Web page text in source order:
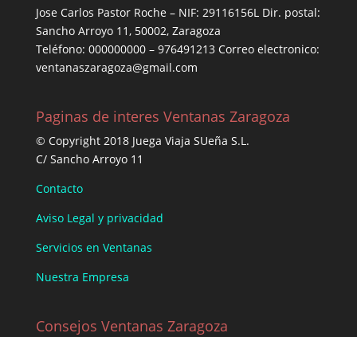
Jose Carlos Pastor Roche – NIF: 29116156L Dir. postal:
Sancho Arroyo 11, 50002, Zaragoza
Teléfono: 000000000 – 976491213 Correo electronico:
ventanaszaragoza@gmail.com
Paginas de interes Ventanas Zaragoza
© Copyright 2018 Juega Viaja SUeña S.L.
C/ Sancho Arroyo 11
Contacto
Aviso Legal y privacidad
Servicios en Ventanas
Nuestra Empresa
Consejos Ventanas Zaragoza